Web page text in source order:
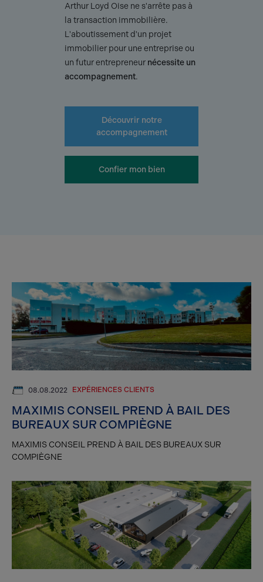
Arthur Loyd Oise ne s'arrête pas à
la transaction immobilière.
L'aboutissement d'un projet
immobilier pour une entreprise ou
un futur entrepreneur nécessite un
accompagnement.
Découvrir notre
accompagnement
Confier mon bien
08.08.2022 EXPÉRIENCES CLIENTS
MAXIMIS CONSEIL PREND À BAIL DES
BUREAUX SUR COMPIÈGNE
MAXIMIS CONSEIL PREND À BAIL DES BUREAUX SUR
COMPIÈGNE